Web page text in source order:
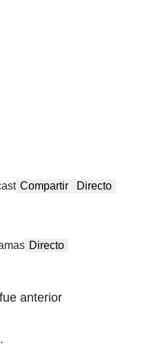
Compartir Directo
Directo
anterior